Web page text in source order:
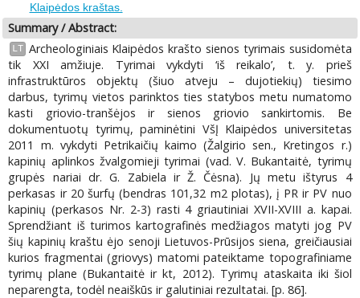
Klaipėdos kraštas.
Summary / Abstract:
LT Archeologiniais Klaipėdos krašto sienos tyrimais susidomėta
tik XXI amžiuje. Tyrimai vykdyti ‘iš reikalo’, t. y. prieš
infrastruktūros objektų (šiuo atveju – dujotiekių) tiesimo
darbus, tyrimų vietos parinktos ties statybos metu numatomo
kasti griovio-tranšėjos ir sienos griovio sankirtomis. Be
dokumentuotų tyrimų, paminėtini VšĮ Klaipėdos universitetas
2011 m. vykdyti Petrikaičių kaimo (Žalgirio sen., Kretingos r.)
kapinių aplinkos žvalgomieji tyrimai (vad. V. Bukantaitė, tyrimų
grupės nariai dr. G. Zabiela ir Ž. Čėsna). Jų metu ištyrus 4
perkasas ir 20 šurfų (bendras 101,32 m2 plotas), į PR ir PV nuo
kapinių (perkasos Nr. 2-3) rasti 4 griautiniai XVII-XVIII a. kapai.
Sprendžiant iš turimos kartografinės medžiagos matyti jog PV
šių kapinių kraštu ėjo senoji Lietuvos-Prūsijos siena, greičiausiai
kurios fragmentai (griovys) matomi pateiktame topografiniame
tyrimų plane (Bukantaitė ir kt, 2012). Tyrimų ataskaita iki šiol
neparengta, todėl neaiškūs ir galutiniai rezultatai. [p. 86].